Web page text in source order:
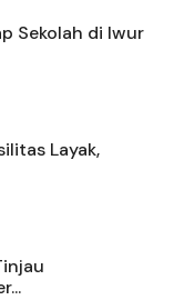
Sekolah di Iwur
Layak,